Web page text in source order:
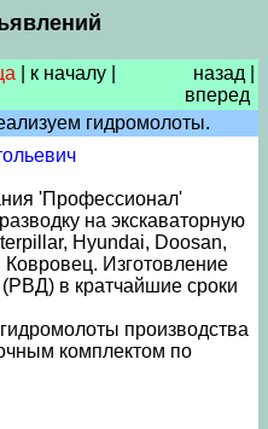
к началу назад
вперед
гидромолоты.
'Профессионал'
на экскаваторную
Hyundai, Doosan,
Изготовление
в кратчайшие сроки
производства
комплектом по